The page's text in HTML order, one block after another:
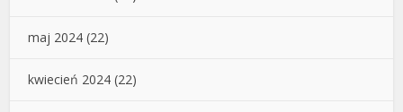
maj 2024 (22)
kwiecień 2024 (22)